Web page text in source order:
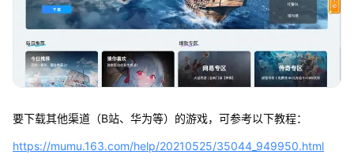
要下载其他渠道（B站、华为等）的游戏，可参考以下教程：
https://mumu.163.com/help/20210525/35044_949950.html